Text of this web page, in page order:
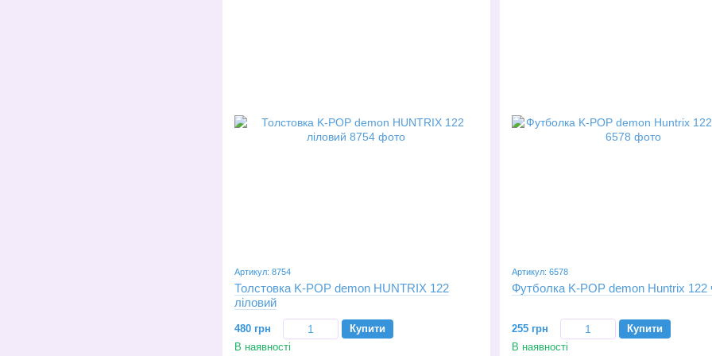
Артикул: 8754
Толстовка K-POP demon HUNTRIX 122
ліловий
480 грн
Купити
В наявності
Артикул: 6578
Футболка K-
255 грн
Купити
В наявності